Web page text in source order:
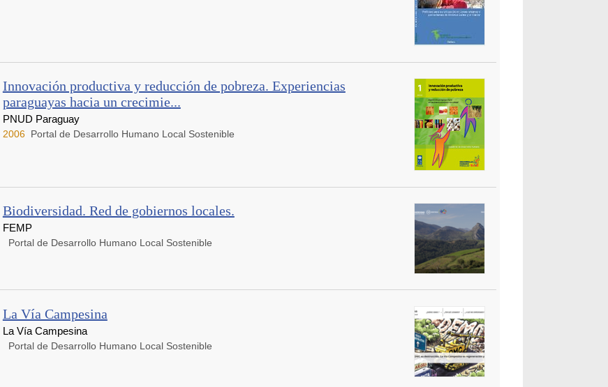
Innovación productiva y reducción de pobreza. Experiencias
paraguayas hacia un crecimie...
PNUD Paraguay
2006 Portal de Desarrollo Humano Local Sostenible
Biodiversidad. Red de gobiernos locales.
FEMP
Portal de Desarrollo Humano Local Sostenible
La Vía Campesina
La Vía Campesina
Portal de Desarrollo Humano Local Sostenible